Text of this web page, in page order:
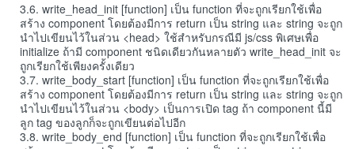
3.6. write_head_init [function] เป็น function ที่จะถูกเรียกใช้เพื่อ
สร้าง component โดยต้องมีการ return เป็น string และ string จะถูก
นำไปเขียนไว้ในส่วน <head> ใช้สำหรับกรณีมี js/css พิเศษเพื่อ
initialize ถ้ามี component ชนิดเดียวกันหลายตัว write_head_init จะ
ถูกเรียกใช้เพียงครั้งเดียว
3.7. write_body_start [function] เป็น function ที่จะถูกเรียกใช้เพื่อ
สร้าง component โดยต้องมีการ return เป็น string และ string จะถูก
นำไปเขียนไว้ในส่วน <body> เป็นการเปิด tag ถ้า component นี้มี
ลูก tag ของลูกก็จะถูกเขียนต่อไปอีก
3.8. write_body_end [function] เป็น function ที่จะถูกเรียกใช้เพื่อ